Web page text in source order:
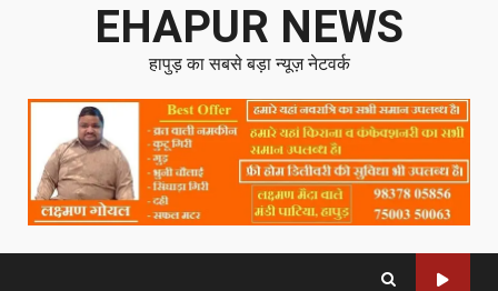
EHAPUR NEWS
हापुड़ का सबसे बड़ा न्यूज़ नेटवर्क